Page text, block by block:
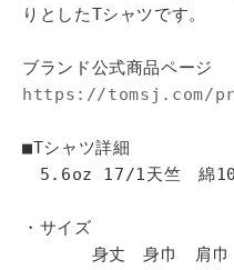
りとしたTシャツです。
ブランド公式商品ページ
https://tomsj.com/
■Tシャツ詳細
5.6oz 17/1天竺 綿
・サイズ
身丈 身巾 肩巾